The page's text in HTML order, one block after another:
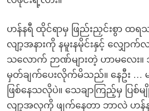
ဟန်နရီ ထိုင်ရာမှ ဖြည်းညှင်းစွာ ထရ
လျာ့အနားကို နမူးနမိုင်းနှင့် လျှော
သလောက် ဉာဏ်များတဲ့ ဟာမလေး
မှတ်ချက်ပေးလိုက်မိသည်။ နေဦး …
ဖြစ်နေသလိုပဲ။ သေချာကြည့်မှ ပြစ်
လျာ့အလှကို ဖျက်နေတာ ဘာလဲ ဟန်